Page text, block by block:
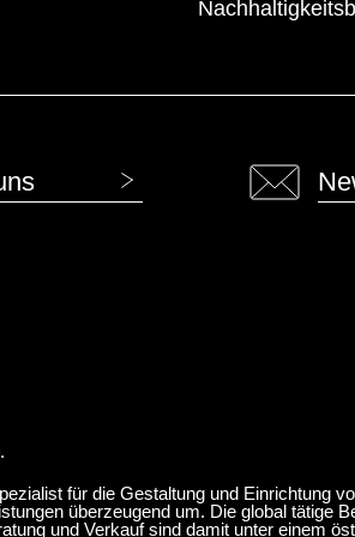
für die Gestaltung und Einrichtung
überzeugend um. Die global tätige
und Verkauf sind damit unter einem